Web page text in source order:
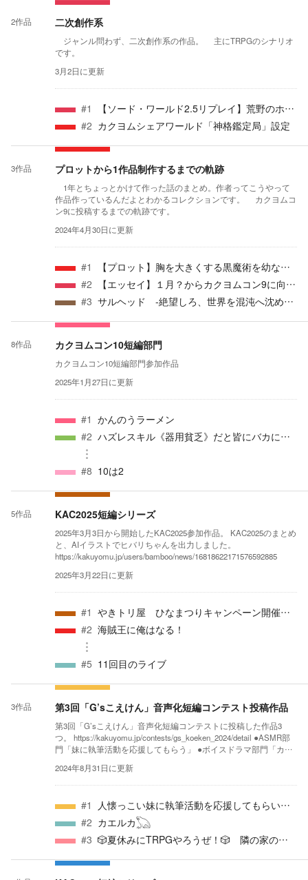
2作品 二次創作系
ジャンル問わず、二次創作系の作品。 主にTRPGのシナリオ
です。
3月2日に更新
#1
【ソード・ワールド2.5リプレイ】荒野のホワイトスフィア
#2 カクヨムシェアワールド「神格鑑定局」設定
3作品 プロットから1作品制作するまでの軌跡
1年とちょっとかけて作った話のまとめ。作者ってこうやって
作品作っているんだよとわかるコレクションです。 カクヨムコ
ン9に投稿するまでの軌跡です。
2024年4月30日に更新
#1
【プロット】胸を大きくする黒魔術を幼なじみにかけたら学園能力者バトルが始まりました
#2
【エッセイ】１月？からカクヨムコン9に向けて書いたらどうなるのかやってみる
#3 サルヘッド -絶望しろ、世界を混沌へ沈める為に-
8作品 カクヨムコン10短編部門
カクヨムコン10短編部門参加作品
2025年1月27日に更新
#1 かんのうラーメン
#2 ハズレスキル《器用貧乏》だと皆にバカにされたが、本当はSSSSSSSSSSSSSSSSSSSSSSSSSSSSSSSSSSSSS級当たりスキルだと気づいた天才の俺は、この試験をクリアして成り上がる！
#8 10は2
5作品 KAC2025短編シリーズ
2025年3月3日から開始したKAC2025参加作品。 KAC2025のまとめ
と、AIイラストでヒバリちゃんを出力しました。
https://kakuyomu.jp/users/bamboo/news/16818622171576592885
2025年3月22日に更新
#1
やきトリ屋 ひなまつりキャンペーン開催中！
#2 海賊王に俺はなる！
#5 11回目のライブ
3作品 第3回「G’sこえけん」音声化短編コンテスト投稿作品
第3回「G’sこえけん」音声化短編コンテストに投稿した作品3
つ。 https://kakuyomu.jp/contests/gs_koeken_2024/detail ●ASMR部
門「妹に執筆活動を応援してもらう」 ●ボイスドラマ部門「カエ
隣の家の幼馴染2人を呼んで遊んだら2人共甘えてくる」
2024年8月31日に更新
#1
人懐っこい妹に執筆活動を応援してもらい、時々甘えさせてもらう。そして引きこもりの姉とも……
#2 カエルカ𓆏
#3 🎲夏休みにTRPGやろうぜ！🎲 隣の家の幼馴染2人を呼んで遊んだら2人共甘えてくる